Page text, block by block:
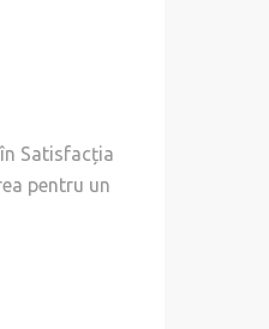
Satisfacția
pentru un